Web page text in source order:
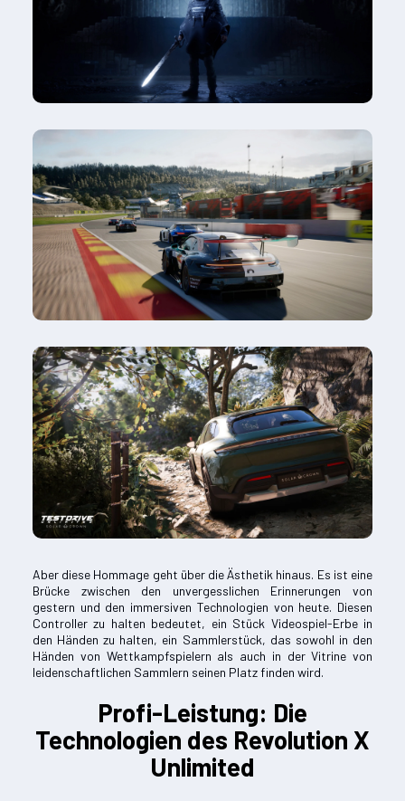
Aber diese Hommage geht über die Ästhetik hinaus. Es ist eine
Brücke zwischen den unvergesslichen Erinnerungen von
gestern und den immersiven Technologien von heute. Diesen
Controller zu halten bedeutet, ein Stück Videospiel-Erbe in
den Händen zu halten, ein Sammlerstück, das sowohl in den
Händen von Wettkampfspielern als auch in der Vitrine von
leidenschaftlichen Sammlern seinen Platz finden wird.
Profi-Leistung: Die
Technologien des Revolution X
Unlimited